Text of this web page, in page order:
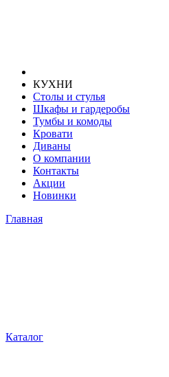
КУХНИ
Столы и стулья
Шкафы и гардеробы
Тумбы и комоды
Кровати
Диваны
О компании
Контакты
Акции
Новинки
Главная
Каталог